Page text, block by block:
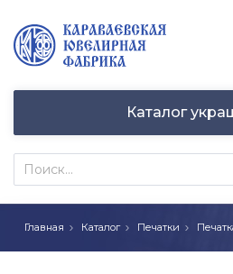
Каталог
Главная Каталог Печатки